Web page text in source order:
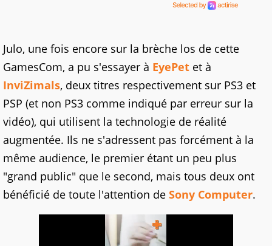
Julo, une fois encore sur la brèche los de cette
GamesCom, a pu s'essayer à EyePet et à
InviZimals, deux titres respectivement sur PS3 et
PSP (et non PS3 comme indiqué par erreur sur la
vidéo), qui utilisent la technologie de réalité
augmentée. Ils ne s'adressent pas forcément à la
même audience, le premier étant un peu plus
"grand public" que le second, mais tous deux ont
bénéficié de toute l'attention de Sony Computer.